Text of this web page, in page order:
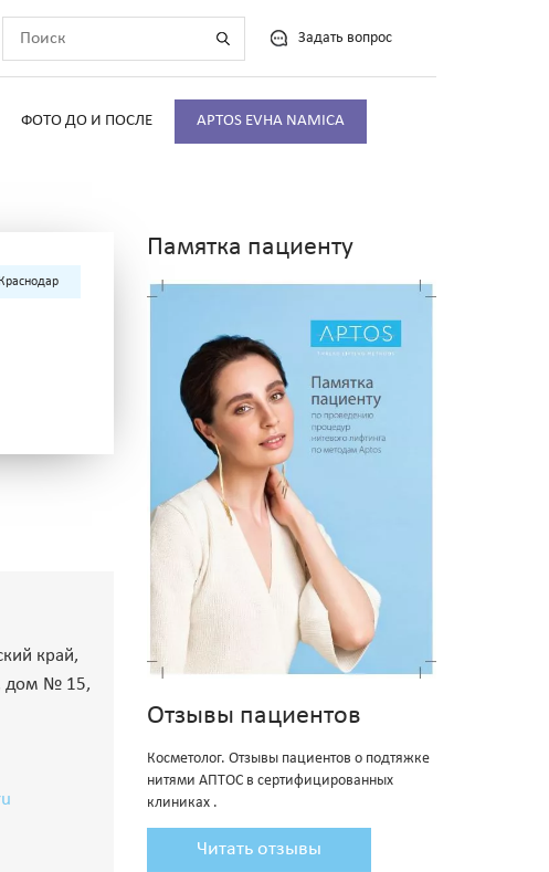
Задать вопрос
ФОТО ДО И ПОСЛЕ APTOS EVHA NAMICA
Краснодар
край,
дом № 15,
Памятка пациенту
Отзывы пациентов
Косметолог. Отзывы пациентов о подтяжке
нитями АПТОС в сертифицированных
клиниках .
Читать отзывы